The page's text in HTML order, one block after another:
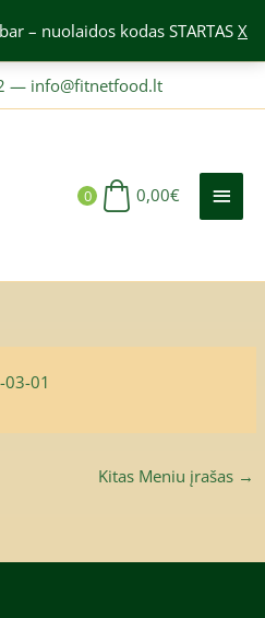
– nuolaidos kodas STARTAS X
— info@fitnetfood.lt
0 0,00€
03-01
Kitas Meniu įrašas →